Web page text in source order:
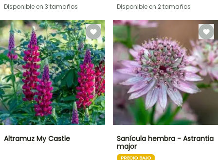
Disponible en 3 tamaños
Disponible en 2 tamaños
Altramuz My Castle
Sanícula hembra - Astrantia
major
PRECIO BAJO